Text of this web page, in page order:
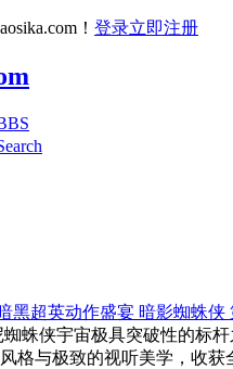
！ 登录立即注册
黑超英动作盛宴 暗影蜘蛛侠
蛛侠宇宙极具突破性的标
格与极致的视听美学，收